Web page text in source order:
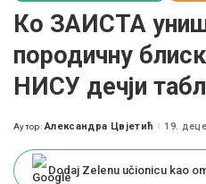
Ко ЗАИСТА
породичну
НИСУ дечји
Posted
Аутор: Александра Цвјетић 19.
Dodaj Zelenu učionicu kao